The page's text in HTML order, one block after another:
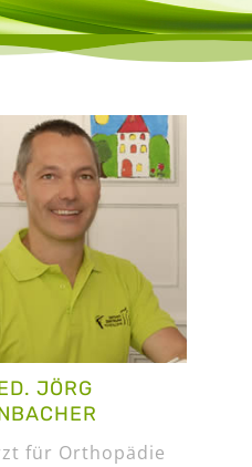
JÖRG
für Orthopädie